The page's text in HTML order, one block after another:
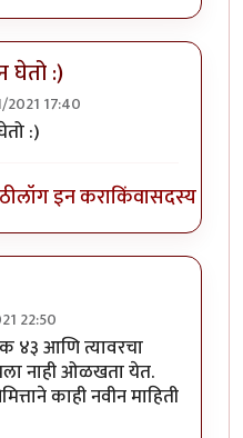
घेतो :)
2021 17:40
:)
लॉग इन कराकिंवासदस्य व्हा
22:50
४३ आणि त्यावरचा
नाही ओळखता येत.
काही नवीन माहिती